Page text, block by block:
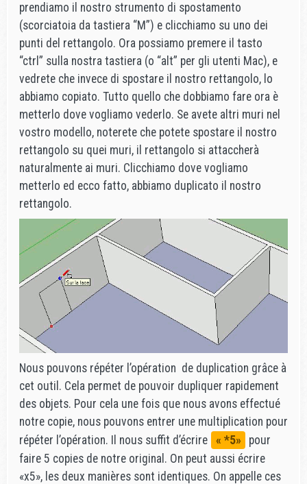
prendiamo il nostro strumento di spostamento
(scorciatoia da tastiera “M”) e clicchiamo su uno dei
punti del rettangolo. Ora possiamo premere il tasto
“ctrl” sulla nostra tastiera (o “alt” per gli utenti Mac), e
vedrete che invece di spostare il nostro rettangolo, lo
abbiamo copiato. Tutto quello che dobbiamo fare ora è
metterlo dove vogliamo vederlo. Se avete altri muri nel
vostro modello, noterete che potete spostare il nostro
rettangolo su quei muri, il rettangolo si attaccherà
naturalmente ai muri. Clicchiamo dove vogliamo
metterlo ed ecco fatto, abbiamo duplicato il nostro
rettangolo.
Nous pouvons répéter l’opération de duplication grâce à
cet outil. Cela permet de pouvoir dupliquer rapidement
des objets. Pour cela une fois que nous avons effectué
notre copie, nous pouvons entrer une multiplication pour
répéter l’opération. Il nous suffit d’écrire « *5»
pour
faire 5 copies de notre original. On peut aussi écrire
«x5», les deux manières sont identiques. On appelle ces